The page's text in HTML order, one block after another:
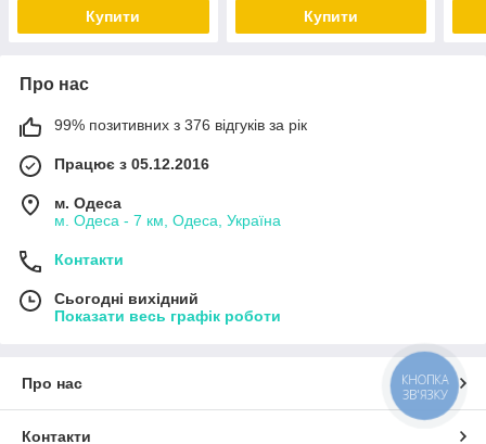
Купити Купити
Про нас
99% позитивних з 376 відгуків за рік
Працює з 05.12.2016
м. Одеса
м. Одеса - 7 км, Одеса, Україна
Контакти
Сьогодні вихідний
Показати весь графік роботи
Про нас
Контакти
КНОПКА
ЗВ'ЯЗКУ